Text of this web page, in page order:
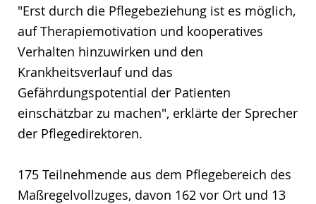
"Erst durch die Pflegebeziehung ist es möglich,
auf Therapiemotivation und kooperatives
Verhalten hinzuwirken und den
Krankheitsverlauf und das
Gefährdungspotential der Patienten
einschätzbar zu machen", erklärte der Sprecher
der Pflegedirektoren.
175 Teilnehmende aus dem Pflegebereich des
Maßregelvollzuges, davon 162 vor Ort und 13